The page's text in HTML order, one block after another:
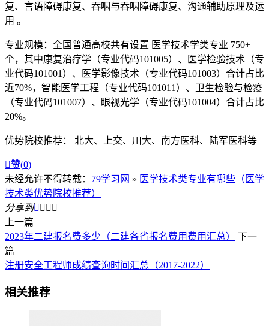
复、言语障碍康复、吞咽与吞咽障碍康复、沟通辅助原理及运
用 。
专业规模：全国普通高校共有设置 医学技术学类专业 750+
个，其中康复治疗学（专业代码101005）、医学检验技术（专
业代码101001）、医学影像技术（专业代码101003）合计占比
近70%，智能医学工程（专业代码101011）、卫生检验与检疫
（专业代码101007）、眼视光学（专业代码101004）合计占比
20%。
优势院校推荐： 北大、上交、川大、南方医科、陆军医科等
赞(0)
未经允许不得转载： 79学习网 » 医学技术类专业有哪些（医学
技术类优势院校推荐）
分享到   
上一篇
2023年二建报名费多少（二建各省报名费用费用汇总）
下一
篇
注册安全工程师成绩查询时间汇总（2017-2022）
相关推荐